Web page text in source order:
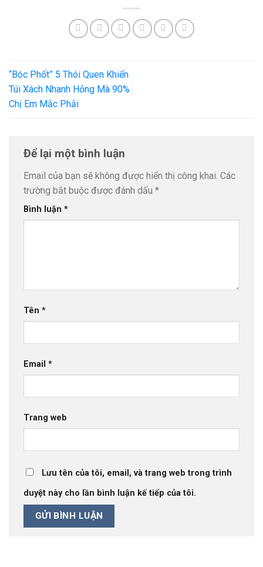
“Bóc Phốt” 5 Thói Quen Khiến
Túi Xách Nhanh Hỏng Mà 90%
Chị Em Mắc Phải
Để lại một bình luận
Email của bạn sẽ không được hiển thị công khai. Các
trường bắt buộc được đánh dấu *
Bình luận *
Tên *
Email *
Trang web
Lưu tên của tôi, email, và trang web trong trình
duyệt này cho lần bình luận kế tiếp của tôi.